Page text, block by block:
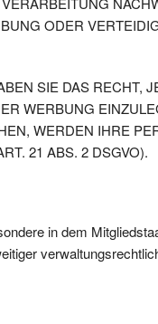
ODER
SIE DAS RECHT,
WERBUNG
WERDEN IHRE
21 ABS. 2 DSGVO).
in dem